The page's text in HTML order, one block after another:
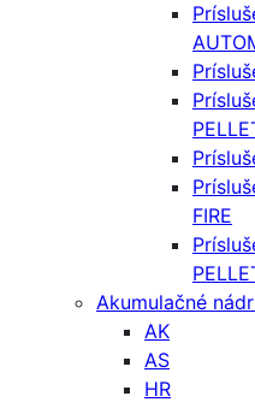
FIRE
Akumulačné
AK
AS
HR